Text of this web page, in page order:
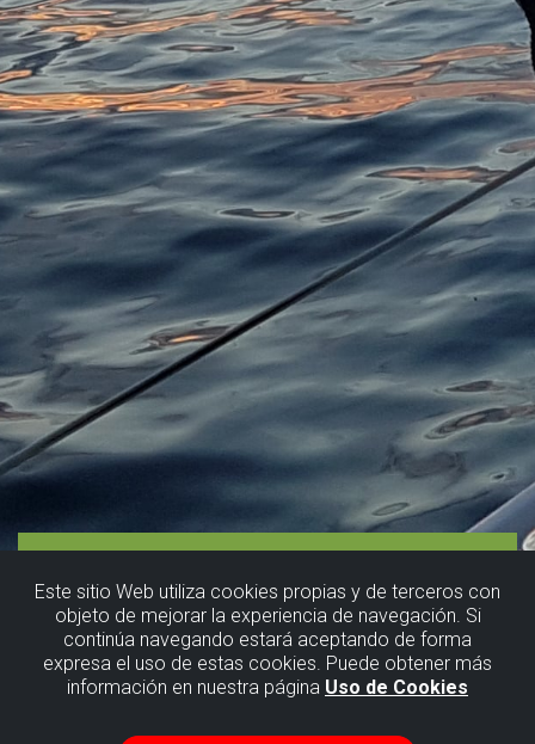
Este sitio Web utiliza cookies propias y de terceros con
objeto de mejorar la experiencia de navegación. Si
continúa navegando estará aceptando de forma
expresa el uso de estas cookies. Puede obtener más
información en nuestra página Uso de Cookies